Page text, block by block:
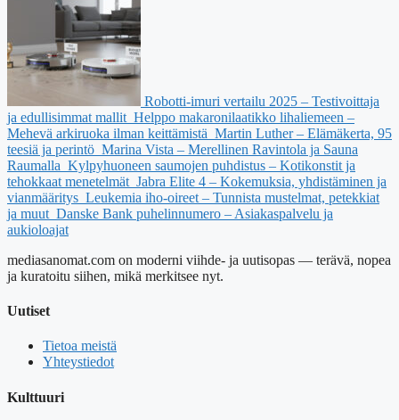
Robotti-imuri vertailu 2025 – Testivoittaja
ja edullisimmat mallit Helppo makaronilaatikko lihaliemeen –
Mehevä arkiruoka ilman keittämistä Martin Luther – Elämäkerta, 95
teesiä ja perintö Marina Vista – Merellinen Ravintola ja Sauna
Raumalla Kylpyhuoneen saumojen puhdistus – Kotikonstit ja
tehokkaat menetelmät Jabra Elite 4 – Kokemuksia, yhdistäminen ja
vianmääritys Leukemia iho-oireet – Tunnista mustelmat, petekkiat
ja muut Danske Bank puhelinnumero – Asiakaspalvelu ja
aukioloajat
mediasanomat.com on moderni viihde- ja uutisopas — terävä, nopea
ja kuratoitu siihen, mikä merkitsee nyt.
Uutiset
Tietoa meistä
Yhteystiedot
Kulttuuri